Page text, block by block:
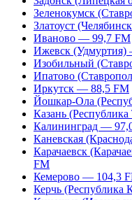
Зеленокумск
Златоуст
Иваново — 99,7 FM
Ижевск
Изобильный
Ипатово
Иркутск — 88,5 FM
Йошкар-Ола
Казань
Калининград —
Каневская
Карачаевск
FM
Кемерово — 104,3
Керчь